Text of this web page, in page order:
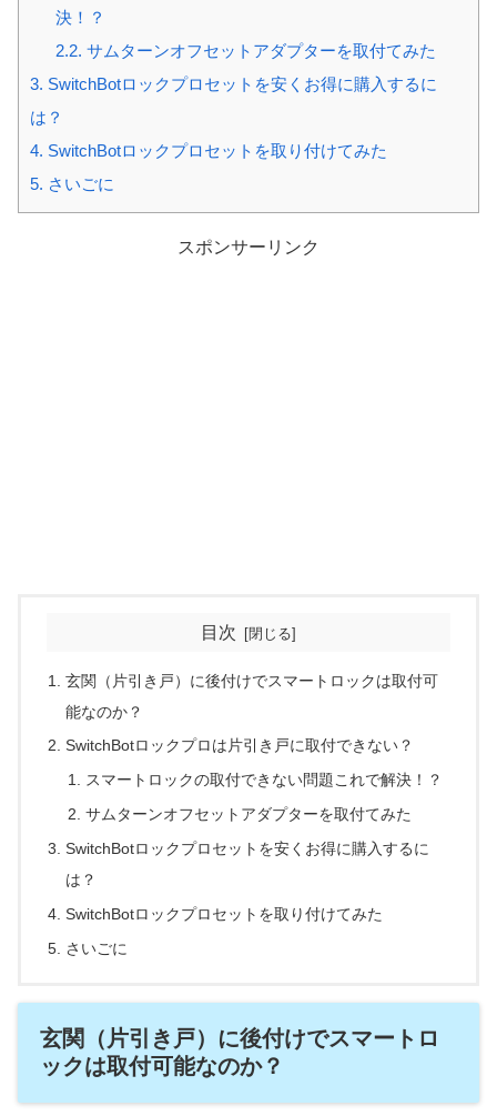
決！？
2.2. サムターンオフセットアダプターを取付てみた
3. SwitchBotロックプロセットを安くお得に購入するに
は？
4. SwitchBotロックプロセットを取り付けてみた
5. さいごに
スポンサーリンク
目次
玄関（片引き戸）に後付けでスマートロックは取付可
能なのか？
SwitchBotロックプロは片引き戸に取付できない？
スマートロックの取付できない問題これで解決！？
サムターンオフセットアダプターを取付てみた
SwitchBotロックプロセットを安くお得に購入するに
は？
SwitchBotロックプロセットを取り付けてみた
さいごに
玄関（片引き戸）に後付けでスマートロ
ックは取付可能なのか？